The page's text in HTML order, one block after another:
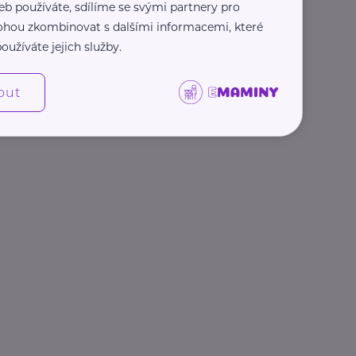
používáte, sdílíme se svými partnery pro
zkombinovat s dalšími informacemi, které
jejich služby.